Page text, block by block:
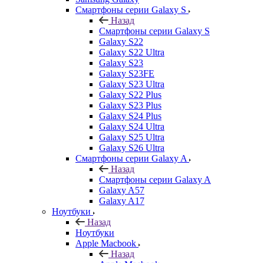
Смартфоны серии Galaxy S
Назад
Смартфоны серии Galaxy S
Galaxy S22
Galaxy S22 Ultra
Galaxy S23
Galaxy S23FE
Galaxy S23 Ultra
Galaxy S22 Plus
Galaxy S23 Plus
Galaxy S24 Plus
Galaxy S24 Ultra
Galaxy S25 Ultra
Galaxy S26 Ultra
Смартфоны серии Galaxy A
Назад
Смартфоны серии Galaxy A
Galaxy A57
Galaxy A17
Ноутбуки
Назад
Ноутбуки
Apple Macbook
Назад